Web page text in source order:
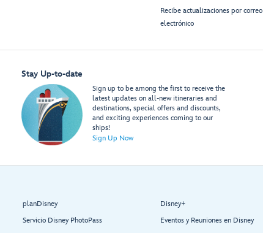
Recibe actualizaciones por correo
electrónico
Stay Up-to-date
Sign up to be among the first to receive the
latest updates on all-new itineraries and
destinations, special offers and discounts,
and exciting experiences coming to our
ships!
Sign Up Now
planDisney
Servicio Disney PhotoPass
Disney+
Eventos y Reuniones en Disney